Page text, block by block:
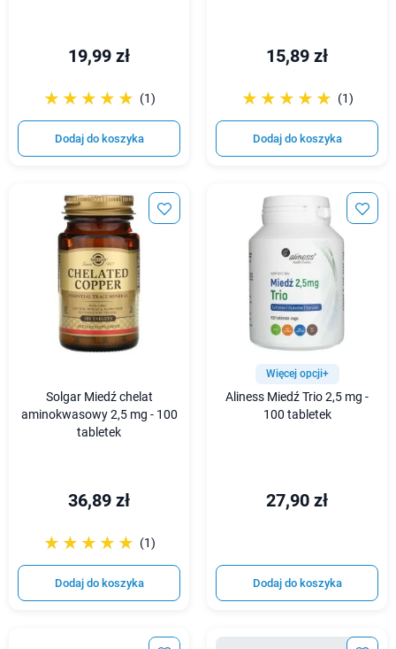
19,99 zł
☆☆☆☆☆
★★★★★ (1)
Dodaj do koszyka
15,89 zł
☆☆☆☆☆
★★★★★ (1)
Dodaj do koszyka
Solgar Miedź chelat
aminokwasowy 2,5 mg - 100
tabletek
36,89 zł
☆☆☆☆☆
★★★★★ (1)
Dodaj do koszyka
Więcej opcji+
Aliness Miedź Trio 2,5 mg -
100 tabletek
27,90 zł
Dodaj do koszyka